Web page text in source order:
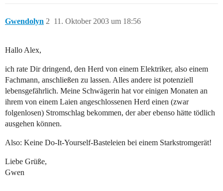
Gwendolyn 11. Oktober 2003 um 18:56
2
Hallo Alex,
ich rate Dir dringend, den Herd von einem Elektriker, also einem
Fachmann, anschließen zu lassen. Alles andere ist potenziell
lebensgefährlich. Meine Schwägerin hat vor einigen Monaten an
ihrem von einem Laien angeschlossenen Herd einen (zwar
folgenlosen) Stromschlag bekommen, der aber ebenso hätte tödlich
ausgehen können.
Also: Keine Do-It-Yourself-Basteleien bei einem Starkstromgerät!
Liebe Grüße,
Gwen